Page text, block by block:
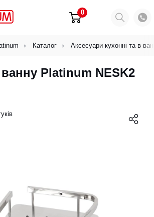
0
Каталог Аксесуари кухонні та в
Platinum NESK2